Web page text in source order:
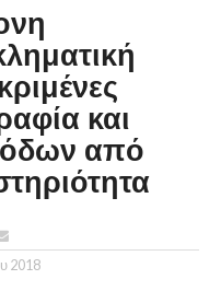
και
από
2018